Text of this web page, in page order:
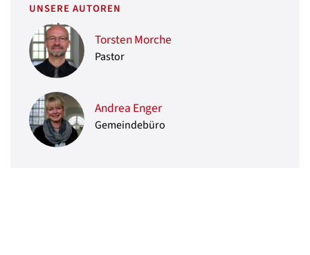
UNSERE AUTOREN
Torsten Morche
Pastor
Andrea Enger
Gemeindebüro